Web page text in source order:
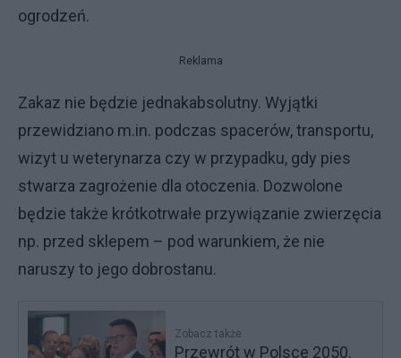
ogrodzeń.
Reklama
Zakaz nie będzie jednakabsolutny. Wyjątki
przewidziano m.in. podczas spacerów, transportu,
wizyt u weterynarza czy w przypadku, gdy pies
stwarza zagrożenie dla otoczenia. Dozwolone
będzie także krótkotrwałe przywiązanie zwierzęcia
np. przed sklepem – pod warunkiem, że nie
naruszy to jego dobrostanu.
Zobacz także
Przewrót w Polsce 2050.